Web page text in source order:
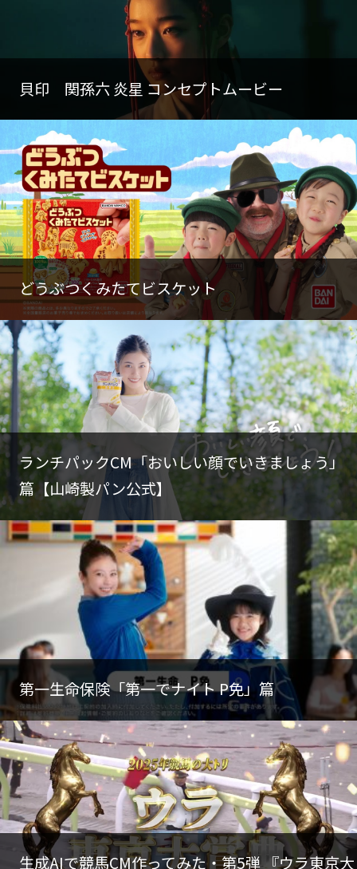
貝印 関孫六 炎星 コンセプトムービー
どうぶつくみたてビスケット
ランチパックCM「おいしい顔でいきましょう」
篇【山崎製パン公式】
第一生命保険「第一でナイト P免」篇
生成AIで競馬CM作ってみた・第5弾 『ウラ東京大